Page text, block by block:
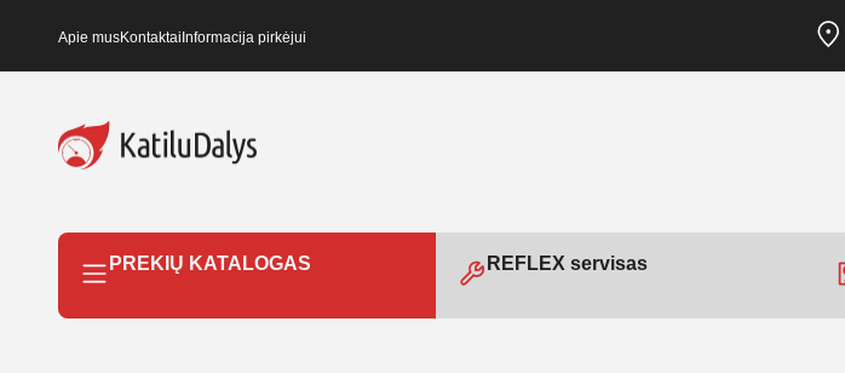
Apie musKontaktaiInformacija pirkėjui
PREKIŲ KATALOGAS REFLEX servisas